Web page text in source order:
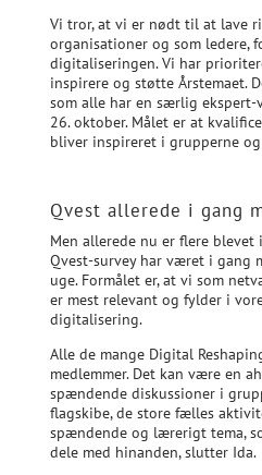
Vi tror, at vi er nødt til at lave
organisationer og som ledere,
digitaliseringen. Vi har
inspirere og støtte Årstemaet.
som alle har en særlig
26. oktober. Målet er at
bliver inspireret i grupperne
Qvest allerede i gang
Men allerede nu er flere
Qvest-survey har været i gang
uge. Formålet er, at vi som
er mest relevant og fylder i
digitalisering.
Alle de mange Digital
medlemmer. Det kan være en
spændende diskussioner i
flagskibe, de store fælles
spændende og lærerigt tema,
dele med hinanden, slutter Ida.